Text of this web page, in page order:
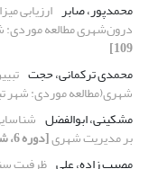
محمدپور، صابر ارزیابی
درون‌شهری مطالعه
109]
محمدی ترکمانی، حجت
شهری(مطالعه موردی: شهر
مشکینی، ابوالفضل
بر مدیریت شهری[دوره 6، شماره 4، 1402، صفحه 1-25]
مصیب زاده، علی ظرفیت